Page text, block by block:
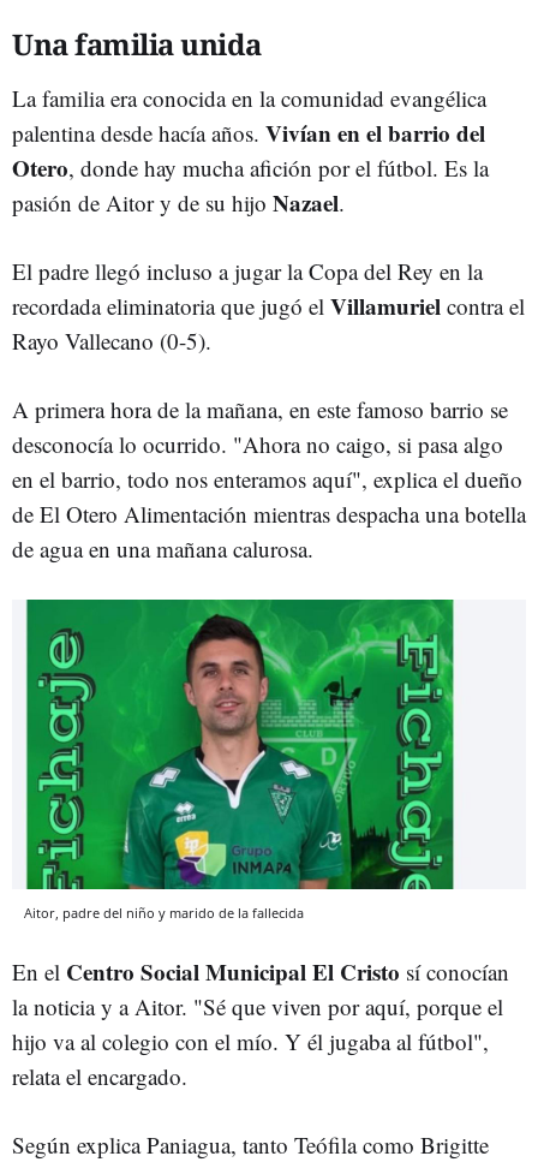
Una familia unida
La familia era conocida en la comunidad evangélica
palentina desde hacía años. Vivían en el barrio del
Otero, donde hay mucha afición por el fútbol. Es la
pasión de Aitor y de su hijo Nazael.
El padre llegó incluso a jugar la Copa del Rey en la
recordada eliminatoria que jugó el Villamuriel contra el
Rayo Vallecano (0-5).
A primera hora de la mañana, en este famoso barrio se
desconocía lo ocurrido. "Ahora no caigo, si pasa algo
en el barrio, todo nos enteramos aquí", explica el dueño
de El Otero Alimentación mientras despacha una botella
de agua en una mañana calurosa.
Aitor, padre del niño y marido de la fallecida
En el Centro Social Municipal El Cristo sí conocían
la noticia y a Aitor. "Sé que viven por aquí, porque el
hijo va al colegio con el mío. Y él jugaba al fútbol",
relata el encargado.
Según explica Paniagua, tanto Teófila como Brigitte